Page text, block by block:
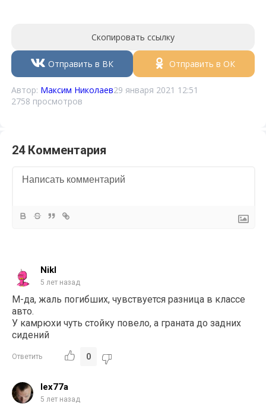
Скопировать ссылку
Отправить в ВК Отправить в ОК
Автор: Максим Николаев29 января 2021 12:51
2758 просмотров
24 Комментария
Nikl
5 лет назад
М-да, жаль погибших, чувствуется разница в классе
авто.
У камрюхи чуть стойку повело, а граната до задних
сидений
Ответить 0
lex77a
5 лет назад